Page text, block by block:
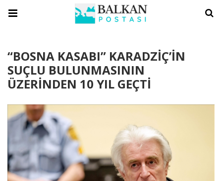
“BOSNA KASABI” KARADZİÇ’İN
SUÇLU BULUNMASININ
ÜZERİNDEN 10 YIL GEÇTİ